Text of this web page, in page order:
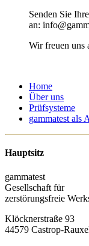
Senden Sie Ihre
an:
Wir freuen uns
Home
Über uns
Prüfsysteme
gammatest als
Hauptsitz
gammatest
Gesellschaft für
zerstörungsfreie
Klöcknerstraße 93
44579 Castrop-